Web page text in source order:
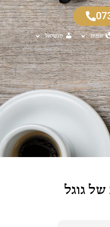
שפות סושיאל
גוגל